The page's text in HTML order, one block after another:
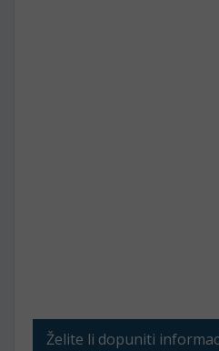
Želite li dopuniti